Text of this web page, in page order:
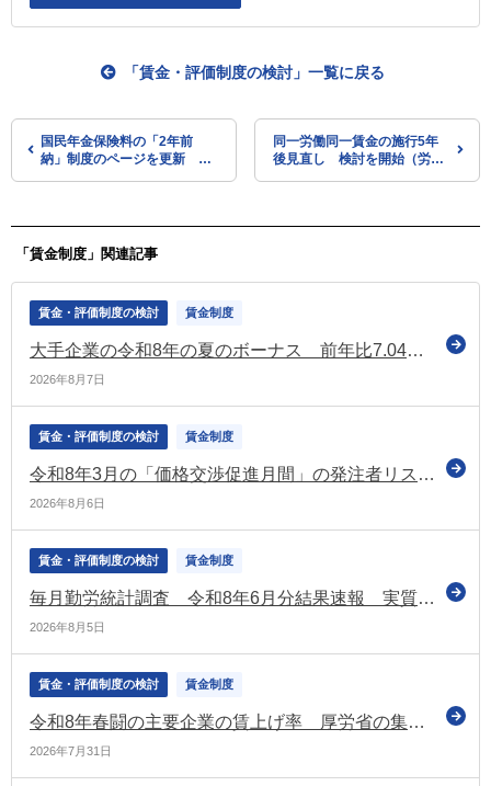
国民年金保険料の「2年前
納」制度のページを更新 令
「賃金・評価制度の検討」一覧に戻る
同一労働同一賃金の施行5年
後見直し 検討を開始（労政
「賃金制度」関連記事
賃金・評価制度の検討 賃金制度
大手企業の令和8年の夏のボーナス 前年比7.04％増で「104万2,537円」に 過去最高の水準（経団連の最終集計）
2026年8月7日
賃金・評価制度の検討 賃金制度
令和8年3月の「価格交渉促進月間」の発注者リストを公表（中小企業庁）
2026年8月6日
賃金・評価制度の検討 賃金制度
毎月勤労統計調査 令和8年6月分結果速報 実質賃金1.6％増 6か月連続プラス
2026年8月5日
賃金・評価制度の検討 賃金制度
令和8年春闘の主要企業の賃上げ率 厚労省の集計では「5.18％」 昨年の水準を下回るも3年連続で5％台（厚労省）
2026年7月31日